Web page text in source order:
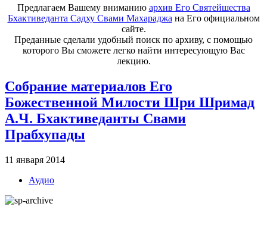
Предлагаем Вашему вниманию архив Его Святейшества
Бхактиведанта Садху Свами Махараджа на Его официальном
сайте.
Преданные сделали удобный поиск по архиву, с помощью
которого Вы сможете легко найти интересующую Вас
лекцию.
Собрание материалов Его
Божественной Милости Шри Шримад
А.Ч. Бхактиведанты Свами
Прабхупады
11 января 2014
Аудио